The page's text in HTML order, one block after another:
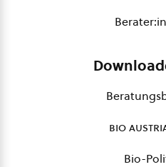
bio
Bio-